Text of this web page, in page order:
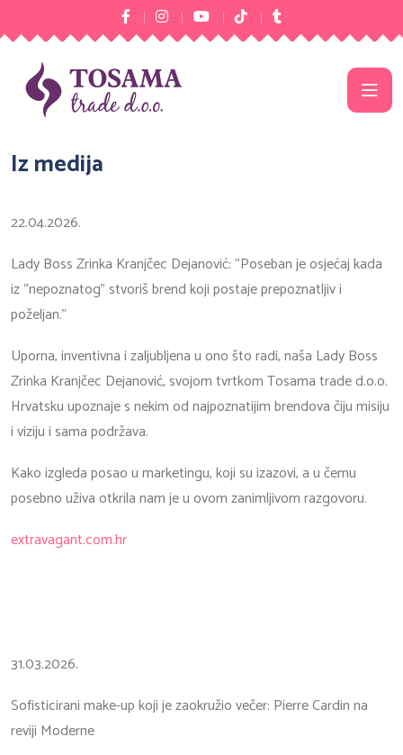
Iz medija
22.04.2026.
Lady Boss Zrinka Kranjčec Dejanović: “Poseban je osjećaj kada
iz “nepoznatog” stvoriš brend koji postaje prepoznatljiv i
poželjan.”
Uporna, inventivna i zaljubljena u ono što radi, naša Lady Boss
Zrinka Kranjčec Dejanović, svojom tvrtkom Tosama trade d.o.o.
Hrvatsku upoznaje s nekim od najpoznatijim brendova čiju misiju
i viziju i sama podržava.
Kako izgleda posao u marketingu, koji su izazovi, a u čemu
posebno uživa otkrila nam je u ovom zanimljivom razgovoru.
extravagant.com.hr
31.03.2026.
Sofisticirani make-up koji je zaokružio večer: Pierre Cardin na
reviji Moderne